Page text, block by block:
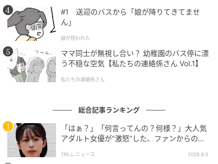
#1 送迎のバスから「娘が降りてきてませ
ん」
娘が拐われた
ママ同士が無視し合い？ 幼稚園のバス停に漂
う不穏な空気【私たちの連絡係さん Vol.1】
私たちの連絡係さん
総合記事ランキング
「はぁ？」「何言ってんの？何様？」大人気
アダルト女優が“激怒”した、ファンからの
TRILL ニュース 2026.8.5